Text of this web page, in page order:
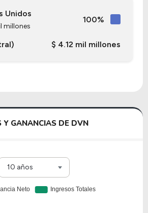
Unidos
millones
100%
$ 4.12 mil millones
Y GANANCIAS DE DVN
10 años